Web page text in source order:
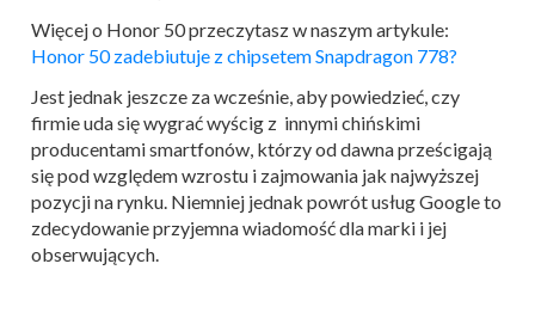
Więcej o Honor 50 przeczytasz w naszym artykule:
Honor 50 zadebiutuje z chipsetem Snapdragon 778?
Jest jednak jeszcze za wcześnie, aby powiedzieć, czy
firmie uda się wygrać wyścig z innymi chińskimi
producentami smartfonów, którzy od dawna prześcigają
się pod względem wzrostu i zajmowania jak najwyższej
pozycji na rynku. Niemniej jednak powrót usług Google to
zdecydowanie przyjemna wiadomość dla marki i jej
obserwujących.